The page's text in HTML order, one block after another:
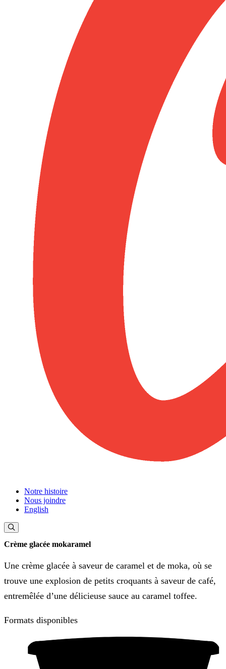
Notre histoire
Nous joindre
English
Crème glacée mokaramel
Une crème glacée à saveur de caramel et de moka, où se
trouve une explosion de petits croquants à saveur de café,
entremêlée d’une délicieuse sauce au caramel toffee.
Formats disponibles